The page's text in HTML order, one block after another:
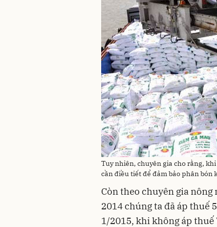
Tuy nhiên, chuyên gia cho rằng,
cần điều tiết để đảm bảo phân bón
Còn theo chuyên gia
2014 chúng ta đã áp thuế
1/2015, khi không áp